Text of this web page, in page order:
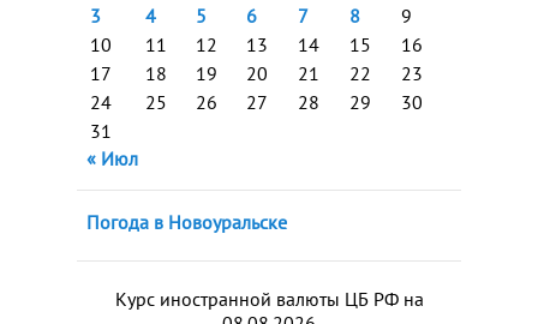
3
4 5 6 7 8
9
10
11 12 13 14 15
16
17
18 19 20 21 22
23
24
25 26 27 28 29
30
31
« Июл
Погода в Новоуральске
Курс иностранной валюты ЦБ РФ на